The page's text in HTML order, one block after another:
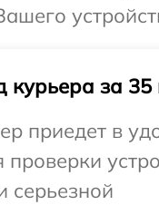
курьера за 35
приедет в
проверки
серьезной